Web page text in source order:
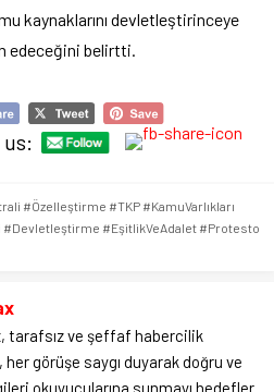
kaynaklarını devletleştirinceye
edeceğini belirtti.
#Özelleştirme #TKP #KamuVarlıkları
#Devletleştirme #EşitlikVeAdalet #Protesto
tarafsız ve şeffaf habercilik
her görüşe saygı duyarak doğru ve
okuyucularına sunmayı hedefler.